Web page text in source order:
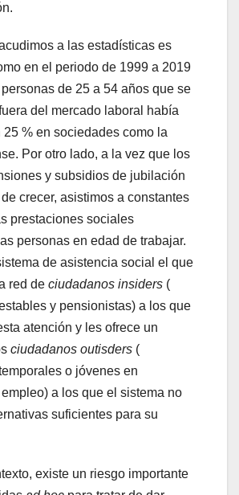
a las estadísticas es
en el periodo de 1999 a 2019
de 25 a 54 años que se
del mercado laboral había
% en sociedades como la
Por otro lado, a la vez que los
y subsidios de jubilación
crecer, asistimos a constantes
prestaciones sociales
personas en edad de trabajar.
de asistencia social el que
red de ciudadanos insiders (
y pensionistas) a los que
atención y les ofrece un
ciudadanos outisders (
o jóvenes en
a los que el sistema no
suficientes para su
existe un riesgo importante